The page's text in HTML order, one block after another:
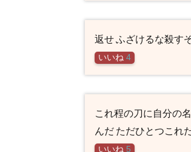
返せ ふざけるな殺す
いいね 4
これ程の刀に自分の
んだ ただひとつこれ
いいね 5